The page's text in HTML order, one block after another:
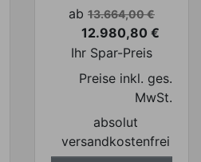
Verkaufspreis
ab 13.664,00 €
Preis
12.980,80 €
Ihr Spar-Preis
Preise inkl. ges.
MwSt.
absolut
versandkostenfrei